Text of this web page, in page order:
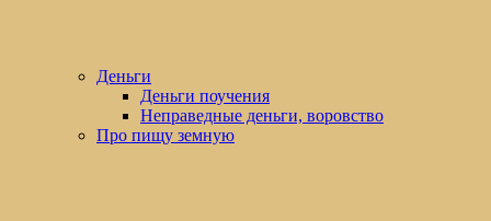
Деньги
Деньги поучения
Неправедные деньги, воровство
Про пищу земную